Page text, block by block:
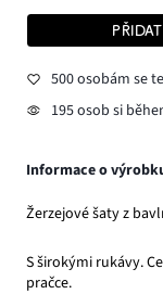
500 osobám se
195 osob si
Informace o
Žerzejové šaty z
S širokými rukávy.
pračce.